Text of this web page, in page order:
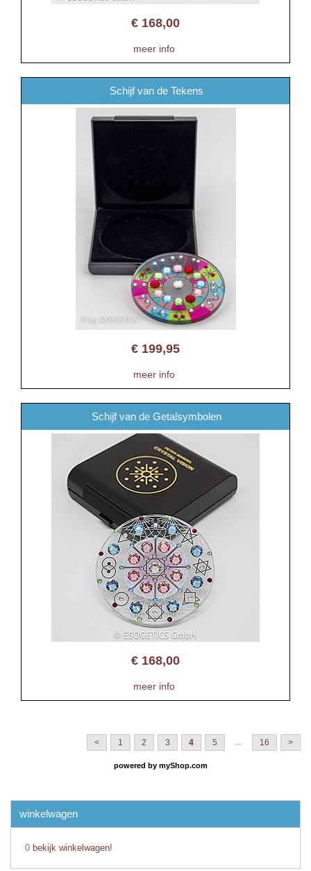
€ 168,00
meer info
Schijf van de Tekens
€ 199,95
meer info
Schijf van de Getalsymbolen
€ 168,00
meer info
< 1 2 3 4 5 16 >
powered by myShop.com
winkelwagen
0 bekijk winkelwagen!